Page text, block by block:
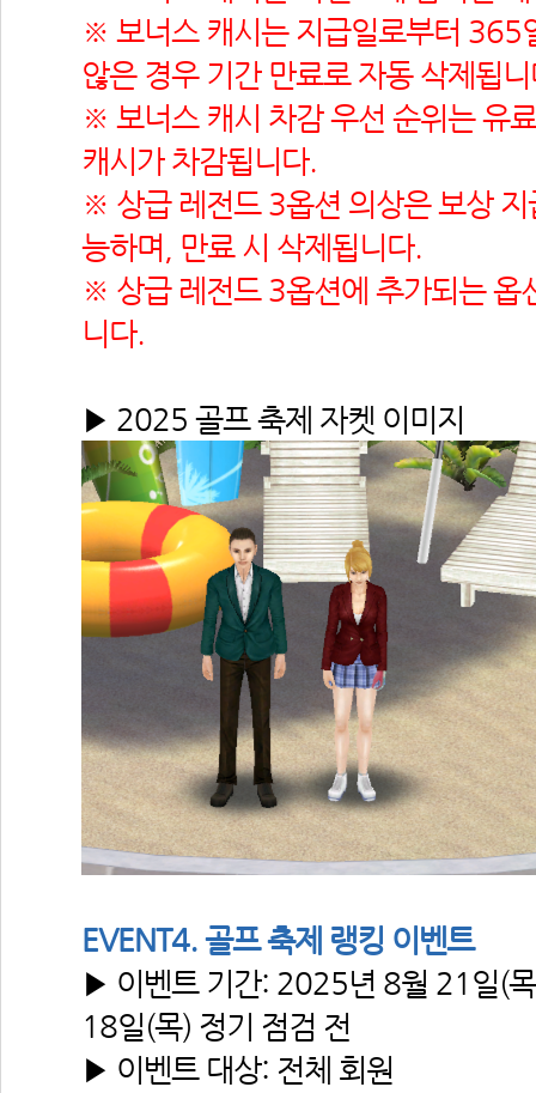
※ 보너스 캐시는 지급일로부터 365
않은 경우 기간 만료로 자동 삭제됩
※ 보너스 캐시 차감 우선 순위는 유
캐시가 차감됩니다.
※ 상급 레전드 3옵션 의상은 보상
능하며, 만료 시 삭제됩니다.
※ 상급 레전드 3옵션에 추가되는 옵
니다.
▶ 2025 골프 축제 자켓 이미지
EVENT4. 골프 축제 랭킹 이벤트
▶ 이벤트 기간: 2025년 8월 21일(
18일(목) 정기 점검 전
▶ 이벤트 대상: 전체 회원